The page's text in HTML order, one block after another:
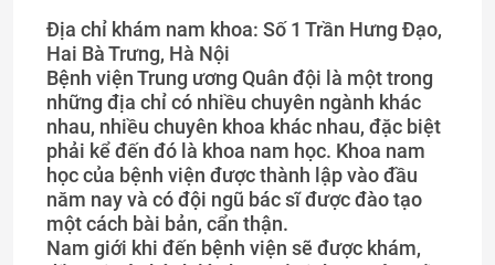
Địa chỉ khám nam khoa: Số 1 Trần Hưng Đạo,
Hai Bà Trưng, Hà Nội
Bệnh viện Trung ương Quân đội là một trong
những địa chỉ có nhiều chuyên ngành khác
nhau, nhiều chuyên khoa khác nhau, đặc biệt
phải kể đến đó là khoa nam học. Khoa nam
học của bệnh viện được thành lập vào đầu
năm nay và có đội ngũ bác sĩ được đào tạo
một cách bài bản, cẩn thận.
Nam giới khi đến bệnh viện sẽ được khám,